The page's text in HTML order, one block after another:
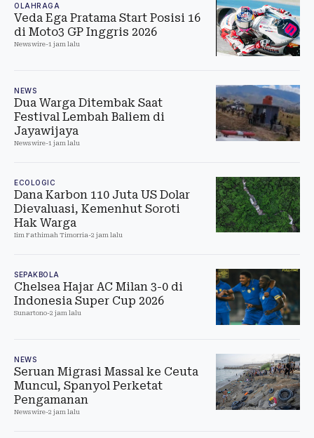
OLAHRAGA
Veda Ega Pratama Start Posisi 16
di Moto3 GP Inggris 2026
Newswire-1 jam lalu
NEWS
Dua Warga Ditembak Saat
Festival Lembah Baliem di
Jayawijaya
Newswire-1 jam lalu
ECOLOGIC
Dana Karbon 110 Juta US Dolar
Dievaluasi, Kemenhut Soroti
Hak Warga
Iim Fathimah Timorria-2 jam lalu
SEPAKBOLA
Chelsea Hajar AC Milan 3-0 di
Indonesia Super Cup 2026
Sunartono-2 jam lalu
NEWS
Seruan Migrasi Massal ke Ceuta
Muncul, Spanyol Perketat
Pengamanan
Newswire-2 jam lalu